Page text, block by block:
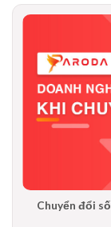
Chuyển đổi